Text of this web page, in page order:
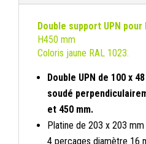
Double support UPN
H450 mm
Coloris jaune RAL 1023.
Double UPN de 100 x
soudé
et 450 mm.
Platine de 203 x 203
4 perçages diamètre 16